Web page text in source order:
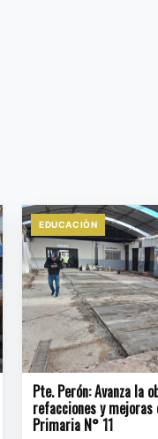
EDUCACIÒN
Pte. Perón: Avanza la
refacciones y mejoras
Primaria N° 11